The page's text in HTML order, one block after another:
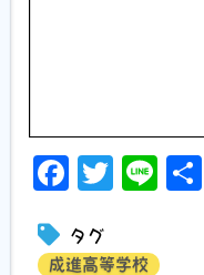
Facebook
Twitter
Line
タグ
成進高等学校